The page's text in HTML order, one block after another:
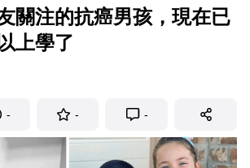
關注的抗癌男孩，現在已
上學了
- - -